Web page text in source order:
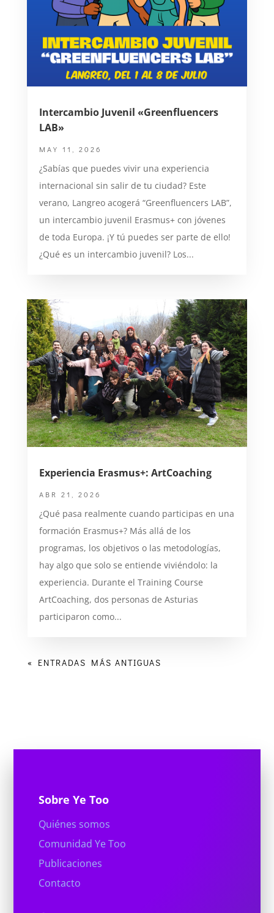
Intercambio Juvenil «Greenfluencers
LAB»
MAY 11, 2026
¿Sabías que puedes vivir una experiencia
internacional sin salir de tu ciudad? Este
verano, Langreo acogerá “Greenfluencers LAB”,
un intercambio juvenil Erasmus+ con jóvenes
de toda Europa. ¡Y tú puedes ser parte de ello!
¿Qué es un intercambio juvenil? Los...
Experiencia Erasmus+: ArtCoaching
ABR 21, 2026
¿Qué pasa realmente cuando participas en una
formación Erasmus+? Más allá de los
programas, los objetivos o las metodologías,
hay algo que solo se entiende viviéndolo: la
experiencia. Durante el Training Course
ArtCoaching, dos personas de Asturias
participaron como...
« ENTRADAS MÁS ANTIGUAS
Sobre Ye Too
Quiénes somos
Comunidad Ye Too
Publicaciones
Contacto